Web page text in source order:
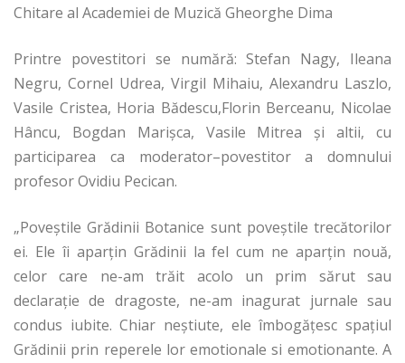
Chitare al Academiei de Muzică Gheorghe Dima
Printre povestitori se numără: Stefan Nagy, Ileana
Negru, Cornel Udrea, Virgil Mihaiu, Alexandru Laszlo,
Vasile Cristea, Horia Bădescu,Florin Berceanu, Nicolae
Hâncu, Bogdan Marişca, Vasile Mitrea şi altii, cu
participarea ca moderator–povestitor a domnului
profesor Ovidiu Pecican.
„Poveştile Grădinii Botanice sunt poveştile trecătorilor
ei. Ele îi aparţin Grădinii la fel cum ne aparţin nouă,
celor care ne-am trăit acolo un prim sărut sau
declaraţie de dragoste, ne-am inagurat jurnale sau
condus iubite. Chiar neştiute, ele îmbogăţesc spaţiul
Grădinii prin reperele lor emotionale si emotionante. A